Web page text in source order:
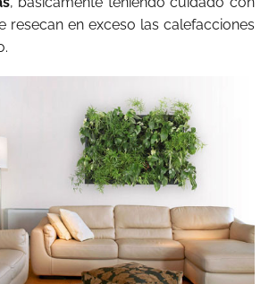
resecan en exceso las calefacciones